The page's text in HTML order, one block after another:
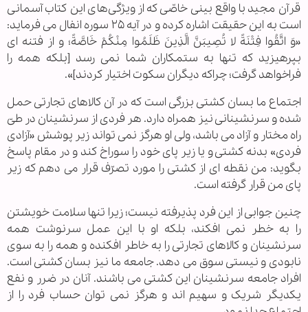
قرآن مجید با واقع بینی خاصّی که از ویژگی‌های این کتاب آسمانی
است به این حقیقت اشاره کرده و در آیه ۲۵ سوره انفال می فرماید:
«وَ اتَّقُوا فِتْنَةً لا تُصِیبَنَّ الَّذِینَ‌ ظَلَمُوا مِنْکُمْ‌ خَاصَّةً؛ و از فتنه ای
بپرهیزید که تنها به ستمکاران شما نمی رسد [بلکه همه را
فراخواهد گرفت؛ چراکه دیگران سکوت اختیار کردند]».
اجتماع ما بسان کشتی بزرگی است که در آن کالاهای تجارتی حمل
شده و سرنشینانی نیز همراه دارد. هر فردی از سرنشینان در طیّ
راه مختار و آزاد می باشد، ولی او هرگز نمی تواند زیر پوشش «آزادی
فردی» بدنه کشتی و یا زیر پای خود را سوراخ کند و در مقام پاسخ
بگوید: من نقطه ای از کشتی را مورد تصرّف قرار می ‌دهم که زیر
پای من قرار گرفته است.
چنین جوابی از این فرد پذیرفته نیست؛ زیرا تنها سلامت خویشتن
را به خطر نمی افکند، بلکه او با این عمل سرنوشت همه
سرنشینان و کالاهای تجارتی را به خاطر افکنده و همه را به سوی
نابودی و نیستی سوق می دهد. جامعه ما نیز بسان کشتی است.
افراد جامعه سرنشینان این کشتی می باشند. آنان در ضرر و نفع
یکدیگر شریک و سهیم اند و هرگز نمی توان حساب فرد را از